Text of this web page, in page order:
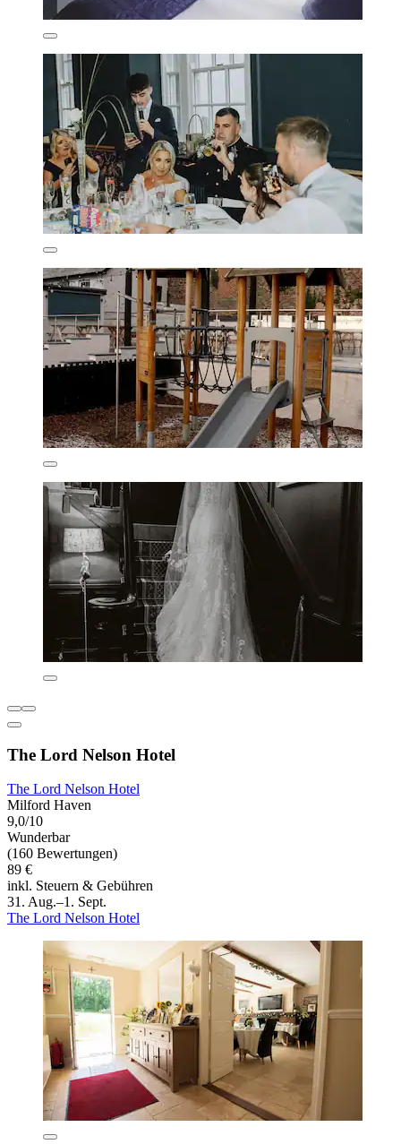
The Lord Nelson Hotel
The Lord Nelson Hotel
Milford Haven
9,0/10
Wunderbar
(160 Bewertungen)
89 €
inkl. Steuern & Gebühren
31. Aug.–1. Sept.
The Lord Nelson Hotel